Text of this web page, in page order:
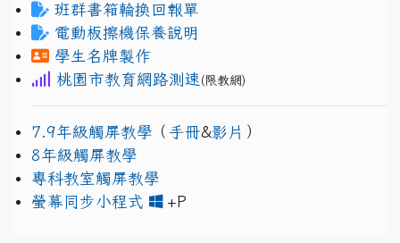
班群書箱輪換回報單
電動板擦機保養說明
學生名牌製作
桃園市教育網路測速 (限教網)
7.9年級觸屏教學 （ 手冊&影片 ）
8年級觸屏教學
專科教室觸屏教學
螢幕同步小程式
+P